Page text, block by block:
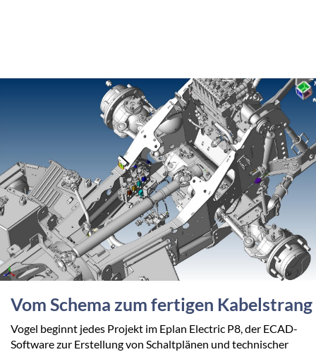
Vom Schema zum fertigen Kabelstrang
Vogel beginnt jedes Projekt im Eplan Electric P8, der ECAD-
Software zur Erstellung von Schaltplänen und technischer